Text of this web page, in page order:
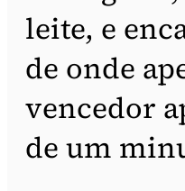
leite, e
de onde
vencedor
de um